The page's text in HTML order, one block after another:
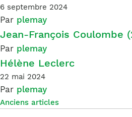
6 septembre 2024
Par plemay
Jean-François Coulombe
Par plemay
Hélène Leclerc
22 mai 2024
Par plemay
Navigation
Anciens articles